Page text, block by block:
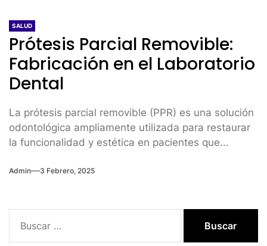
SALUD
Prótesis Parcial Removible:
Fabricación en el Laboratorio
Dental
La prótesis parcial removible (PPR) es una solución
odontológica ampliamente utilizada para restaurar
la funcionalidad y estética en pacientes que...
Admin 3 Febrero, 2025